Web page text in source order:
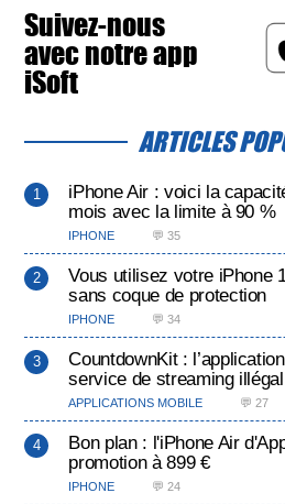
Suivez-nous
avec notre app
iSoft
ARTICLES
iPhone Air : voici la
mois avec la limite à 90 %
IPHONE 💬 35
Vous utilisez votre iPhone
sans coque de protection
IPHONE 💬 34
CountdownKit :
service de streaming illégal
APPLICATIONS MOBILE 💬 27
Bon plan : l'iPhone Air
promotion à 899 €
IPHONE 💬 24